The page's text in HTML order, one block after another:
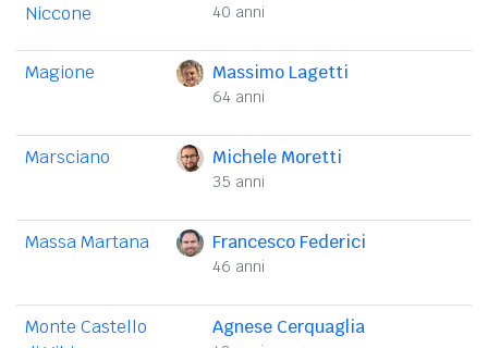
Niccone
40 anni
Magione Massimo Lagetti
64 anni
Marsciano Michele Moretti
35 anni
Massa Martana Francesco Federici
46 anni
Monte Castello
Agnese Cerquaglia